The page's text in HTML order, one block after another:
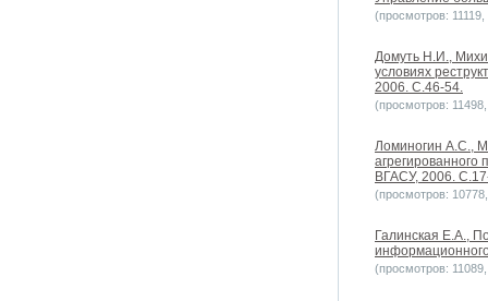
(просмотров:
Домуть Н.И.,
условиях
2006. С.46-54.
(просмотров:
Ломиногин А.С.,
ВГАСУ, 2006.
(просмотров:
Галинская Е.А.,
(просмотров: